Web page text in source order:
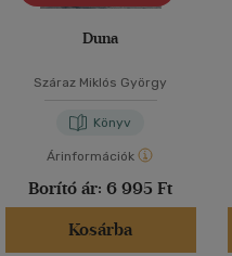
Duna
Száraz Miklós György
Könyv
Árinformációk
Borító ár: 6 995 Ft
Kosárba